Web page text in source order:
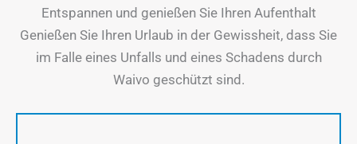
Entspannen und genießen Sie Ihren Aufenthalt
Genießen Sie Ihren Urlaub in der Gewissheit, dass Sie
im Falle eines Unfalls und eines Schadens durch
Waivo geschützt sind.